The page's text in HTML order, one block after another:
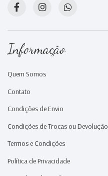
Informação
Quem Somos
Contato
Condições de Envio
Condições de Trocas ou Devolução
Termos e Condições
Política de Privacidade